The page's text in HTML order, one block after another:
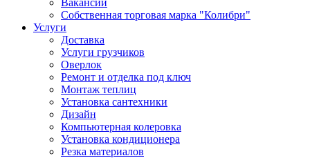
Собственная торговая марка "Колибри"
Услуги
Доставка
Услуги грузчиков
Оверлок
Ремонт и отделка под ключ
Монтаж теплиц
Установка сантехники
Дизайн
Компьютерная колеровка
Установка кондиционера
Резка материалов